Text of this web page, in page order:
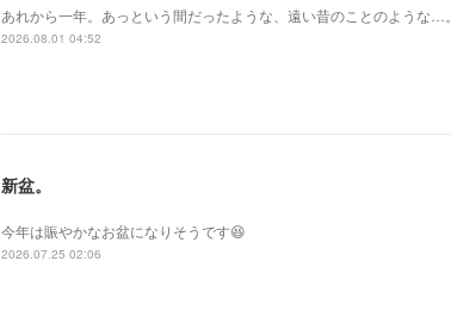
あれから一年。あっという間だったような、遠い昔のことのような…。
2026.08.01 04:52
新盆。
今年は賑やかなお盆になりそうです😆
2026.07.25 02:06